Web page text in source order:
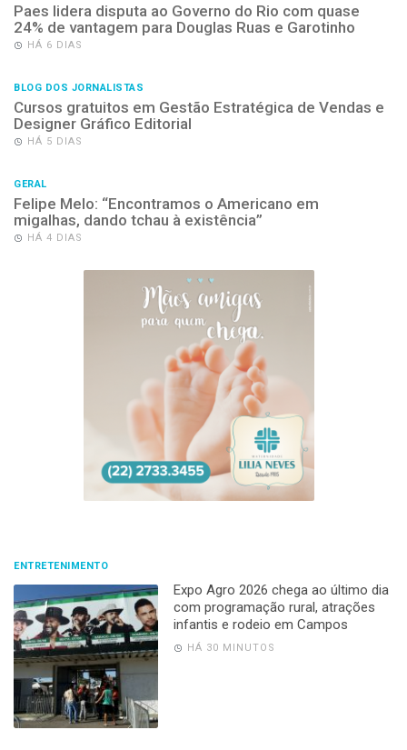
Paes lidera disputa ao Governo do Rio com quase
24% de vantagem para Douglas Ruas e Garotinho
HÁ 6 DIAS
BLOG DOS JORNALISTAS
Cursos gratuitos em Gestão Estratégica de Vendas e
Designer Gráfico Editorial
HÁ 5 DIAS
GERAL
Felipe Melo: “Encontramos o Americano em
migalhas, dando tchau à existência”
HÁ 4 DIAS
ENTRETENIMENTO
Expo Agro 2026 chega ao último dia
com programação rural, atrações
infantis e rodeio em Campos
HÁ 30 MINUTOS